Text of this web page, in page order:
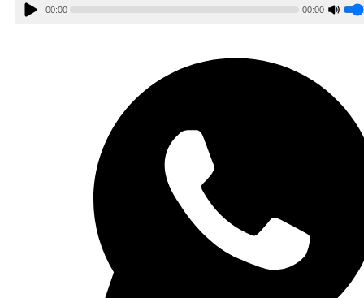
00:00 00:00